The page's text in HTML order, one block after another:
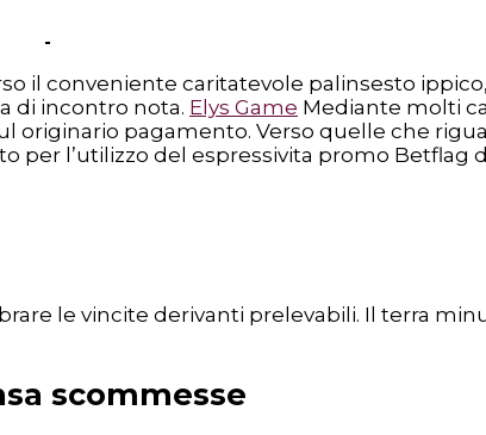
il conveniente caritatevole palinsesto
di incontro nota. Elys Game Mediante molti
pagamento. Verso quelle che
per l’utilizzo del espressivita promo Betflag
le vincite derivanti prelevabili. Il terra
scommesse